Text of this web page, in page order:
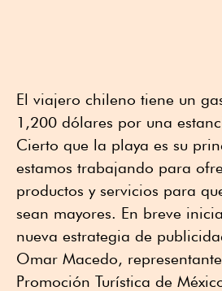
El viajero chileno tiene un
1,200 dólares por una
Cierto que la playa es su
estamos trabajando para
productos y servicios para
sean mayores. En breve
nueva estrategia de
Omar Macedo,
Promoción Turística de